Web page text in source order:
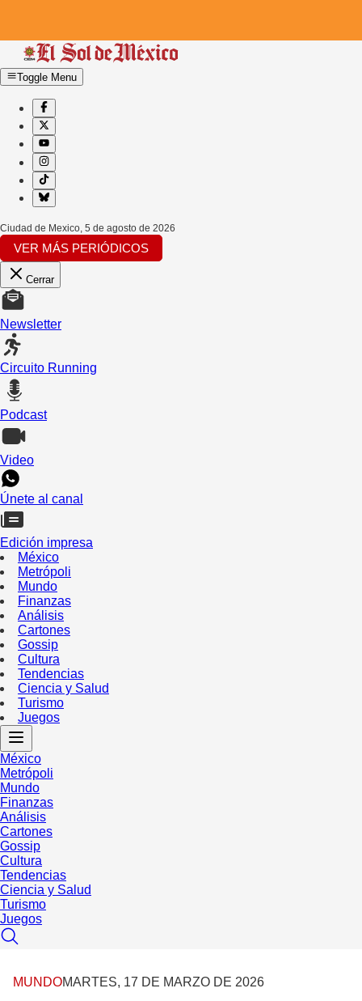
Toggle Menu
Ciudad de Mexico, 5 de agosto de 2026
VER MÁS PERIÓDICOS
Cerrar
Newsletter
Circuito Running
Podcast
Video
Únete al canal
Edición impresa
México
Metrópoli
Mundo
Finanzas
Análisis
Cartones
Gossip
Cultura
Tendencias
Ciencia y Salud
Turismo
Juegos
México
Metrópoli
Mundo
Finanzas
Análisis
Cartones
Gossip
Cultura
Tendencias
Ciencia y Salud
Turismo
Juegos
MUNDOMARTES, 17 DE MARZO DE 2026